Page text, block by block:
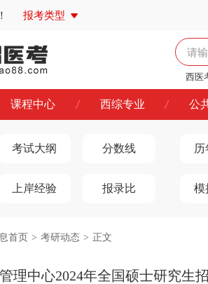
报考类型
西医
西医
课程中心 西综专业 公
考试大纲 分数线
上岸经验 报录比
历
模
首页 > 考研动态 > 正文
理中心2024年全国硕士研究生